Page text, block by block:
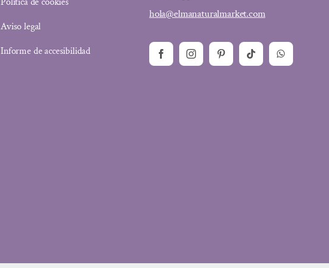
Aviso legal
Informe de accesibilidad
hola@elmanaturalmarket.com